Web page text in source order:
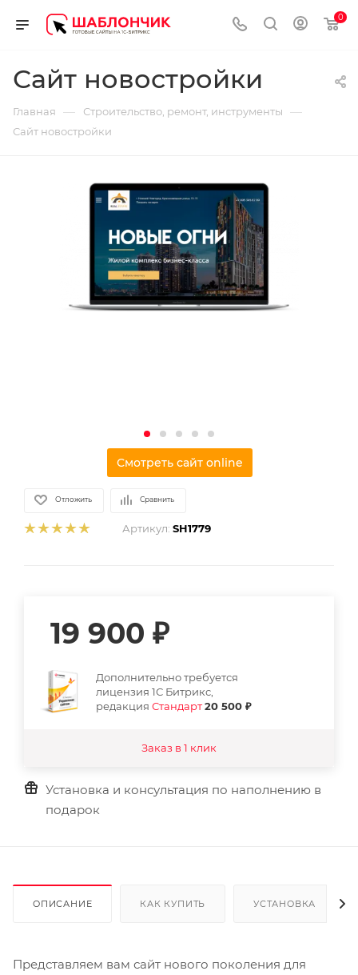
0
Сайт новостройки
Главная — Строительство, ремонт, инструменты —
Сайт новостройки
Смотреть сайт online
Отложить Сравнить
Артикул: SH1779
19 900 ₽
Дополнительно требуется
лицензия 1С Битрикс,
редакция Стандарт20 500 ₽
Заказ в 1 клик
Установка и консультация по наполнению в
подарок
ОПИСАНИЕ КАК КУПИТЬ УСТАНОВКА
Представляем вам сайт нового поколения для